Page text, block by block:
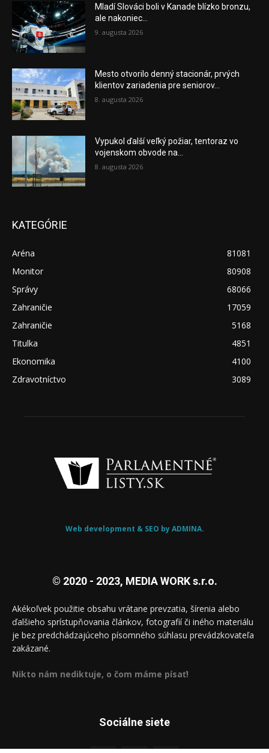
Mladí Slováci boli v Kanade blízko bronzu,
ale nakoniec...
9. augusta 2026
Mesto otvorilo denný stacionár, prvých
klientov zariadenia pre seniorov...
8. augusta 2026
Vypukol ďalší veľký požiar, tentoraz vo
vojenskom obvode na...
8. augusta 2026
KATEGÓRIE
Aréna
81081
Monitor
80908
Správy
68066
Zahraničie
17059
Zahraničie
5168
Titulka
4851
Ekonomika
4100
Zdravotníctvo
3089
Web development & SEO by ADMINA.
© 2020 - 2023, MEDIA WORK s.r.o.
Akékoľvek použitie obsahu vrátane prevzatia, šírenia alebo
ďalšieho sprístupňovania článkov, fotografií či iného materiálu
je bez predchádzajúceho písomného súhlasu prevádzkovateľa
zakázané.
Nikto nám nediktuje, o čom máme písať!
Sociálne siete